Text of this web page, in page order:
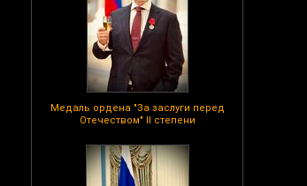
Медаль ордена "За заслуги перед
Отечеством" II степени